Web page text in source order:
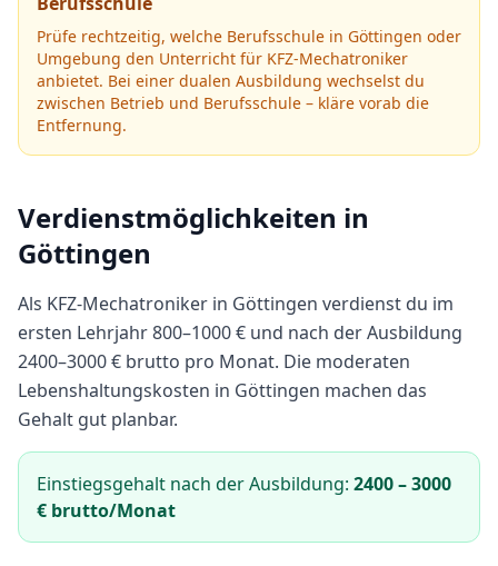
Prüfe rechtzeitig, welche Berufsschule in Göttingen oder
Umgebung den Unterricht für KFZ-Mechatroniker
anbietet. Bei einer dualen Ausbildung wechselst du
zwischen Betrieb und Berufsschule – kläre vorab die
Entfernung.
Verdienstmöglichkeiten in
Göttingen
Als KFZ-Mechatroniker in Göttingen verdienst du im
ersten Lehrjahr800–1000€ und nach der Ausbildung
2400–3000€ brutto pro Monat. Die moderaten
Lebenshaltungskosten in Göttingen machen das
Gehalt gut planbar.
Einstiegsgehalt nach der Ausbildung: 2400–3000
€ brutto/Monat